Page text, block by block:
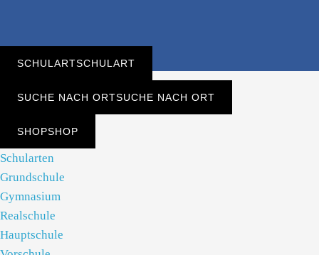
SCHULARTSCHULART
SUCHE NACH ORTSUCHE NACH ORT
SHOPSHOP
Schularten
Grundschule
Gymnasium
Realschule
Hauptschule